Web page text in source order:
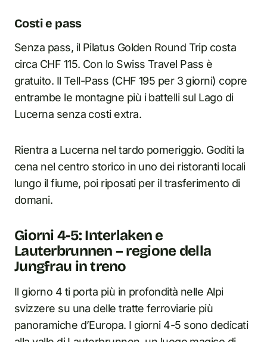
Costi e pass
Senza pass, il Pilatus Golden Round Trip costa
circa CHF 115. Con lo Swiss Travel Pass è
gratuito. Il Tell-Pass (CHF 195 per 3 giorni) copre
entrambe le montagne più i battelli sul Lago di
Lucerna senza costi extra.
Rientra a Lucerna nel tardo pomeriggio. Goditi la
cena nel centro storico in uno dei ristoranti locali
lungo il fiume, poi riposati per il trasferimento di
domani.
Giorni 4-5: Interlaken e
Lauterbrunnen – regione della
Jungfrau in treno
Il giorno 4 ti porta più in profondità nelle Alpi
svizzere su una delle tratte ferroviarie più
panoramiche d’Europa. I giorni 4-5 sono dedicati